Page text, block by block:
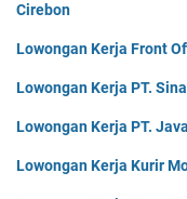
Cirebon
Lowongan Kerja Front
Lowongan Kerja PT.
Lowongan Kerja PT.
Lowongan Kerja Kurir